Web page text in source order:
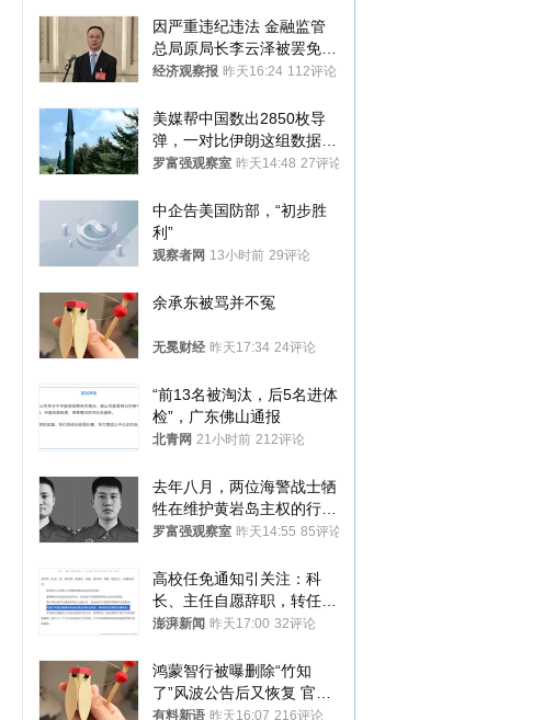
因严重违纪违法 金融监管
总局原局长李云泽被罢免全
国人大代表
经济观察报 昨天16:24 112评论
美媒帮中国数出2850枚导
弹，一对比伊朗这组数据，
发现出大事了
罗富强观察室 昨天14:48 27评论
中企告美国防部，“初步胜
利”
观察者网 13小时前 29评论
余承东被骂并不冤
无冕财经 昨天17:34 24评论
“前13名被淘汰，后5名进体
检”，广东佛山通报
北青网 21小时前 212评论
去年八月，两位海警战士牺
牲在维护黄岩岛主权的行动
中
罗富强观察室 昨天14:55 85评论
高校任免通知引关注：科
长、主任自愿辞职，转任思
政辅导员
澎湃新闻 昨天17:00 32评论
鸿蒙智行被曝删除“竹知
了”风波公告后又恢复 官媒
曾力挺：劝华为要大度的，
有料新语 昨天16:07 216评论